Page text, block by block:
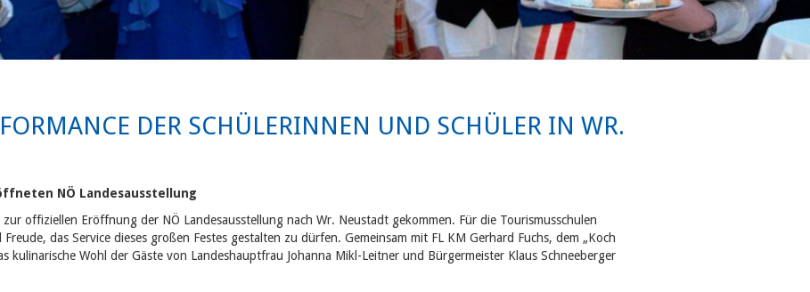
DER SCHÜLERINNEN UND SCHÜLER IN WR. N
NÖ Landesausstellung
offiziellen Eröffnung der NÖ Landesausstellung nach Wr. Neustadt gekommen. Für die Tourismusschulen
Freude, das Service dieses großen Festes gestalten zu dürfen. Gemeinsam mit FL KM Gerhard Fuchs, dem „Koch
kulinarische Wohl der Gäste von Landeshauptfrau Johanna Mikl-Leitner und Bürgermeister Klaus Schneeberger